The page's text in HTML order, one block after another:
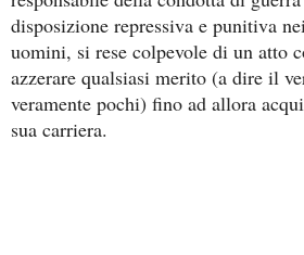
disposizione repressiva e punitiva
uomini, si rese colpevole di un atto
azzerare qualsiasi merito (a dire il
veramente pochi) fino ad allora
sua carriera.